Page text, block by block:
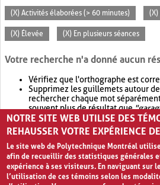
(X) Activités élaborées (> 60 minutes) (X)
(X) Élevée (X) En plusieurs séances
Votre recherche n'a donné aucun
Vérifiez que l'orthographe est
Supprimez les guillemets autour
rechercher chaque mot
souvent plus de résultat que
Envisagez d'élargir votre recherche
retournera souvent plus de
NOTRE SITE WEB UTILISE DES
REHAUSSER VOTRE EXPÉRIENCE
Le site web de Polytechnique Montréal
afin de recueillir des statistiques générales
expérience à ses visiteurs. En naviguant sur
l’utilisation de ces témoins selon les